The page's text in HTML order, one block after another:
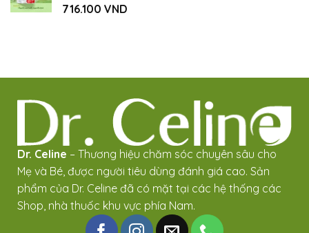
716.100 VND
Dr. Celine – Thương hiệu chăm sóc chuyên sâu cho
Mẹ và Bé, được người tiêu dùng đánh giá cao. Sản
phẩm của Dr. Celine đã có mặt tại các hệ thống các
Shop, nhà thuốc khu vực phía Nam.